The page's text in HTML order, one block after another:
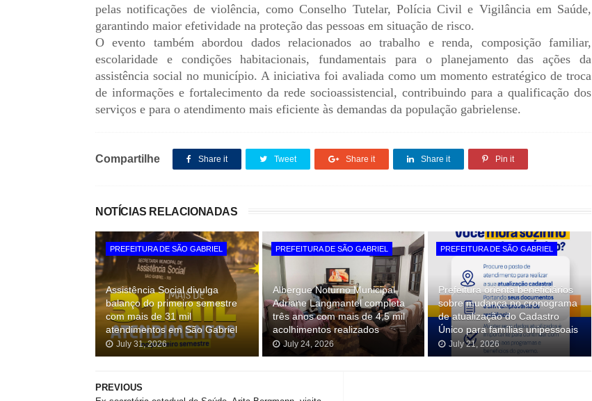
pelas notificações de violência, como Conselho Tutelar, Polícia Civil e Vigilância em Saúde,
garantindo maior efetividade na proteção das pessoas em situação de risco.
O evento também abordou dados relacionados ao trabalho e renda, composição familiar,
escolaridade e condições habitacionais, fundamentais para o planejamento das ações da
assistência social no município. A iniciativa foi avaliada como um momento estratégico de troca
de informações e fortalecimento da rede socioassistencial, contribuindo para a qualificação dos
serviços e para o atendimento mais eficiente às demandas da população gabrielense.
Compartilhe Share it Tweet Share it Share it Pin it
NOTÍCIAS RELACIONADAS
PREFEITURA DE SÃO GABRIEL
Assistência Social divulga
balanço do primeiro semestre
com mais de 31 mil
atendimentos em São Gabriel
July 31, 2026
PREFEITURA DE SÃO GABRIEL
Albergue Noturno Municipal
Adriane Langmantel completa
três anos com mais de 4,5 mil
acolhimentos realizados
July 24, 2026
PREFEITURA DE SÃO GABRIEL
Prefeitura orienta beneficiários
sobre mudança no cronograma
de atualização do Cadastro
Único para famílias unipessoais
July 21, 2026
PREVIOUS